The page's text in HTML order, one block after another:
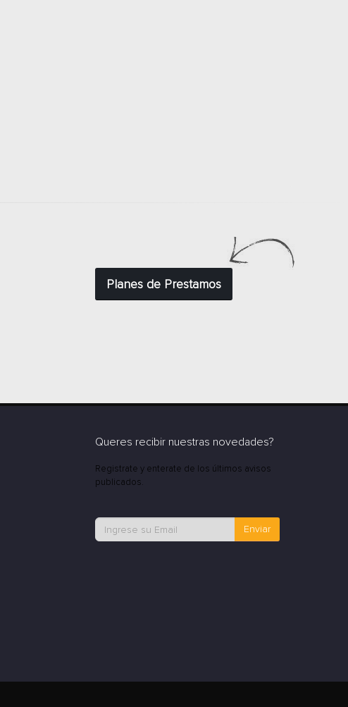
Planes de Prestamos
Queres recibir nuestras novedades?
Registrate y enterate de los últimos avisos
publicados.
Enviar